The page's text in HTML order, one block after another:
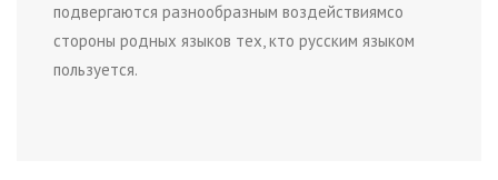
подвергаются разнообразным воздействиямсо
стороны родных языков тех, кто русским языком
пользуется.